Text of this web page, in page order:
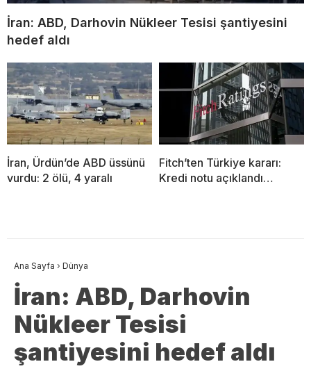
İran: ABD, Darhovin Nükleer Tesisi şantiyesini
hedef aldı
İran, Ürdün’de ABD üssünü
vurdu: 2 ölü, 4 yaralı
Fitch’ten Türkiye kararı:
Kredi notu açıklandı…
Ana Sayfa › Dünya
İran: ABD, Darhovin
Nükleer Tesisi
şantiyesini hedef aldı